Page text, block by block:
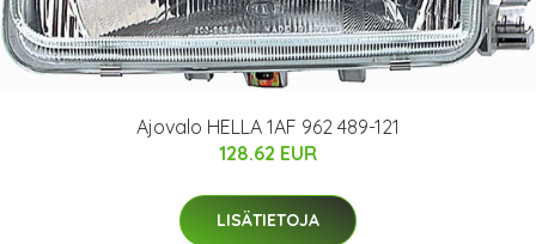
Ajovalo HELLA 1AF 962 489-121
128.62 EUR
LISÄTIETOJA